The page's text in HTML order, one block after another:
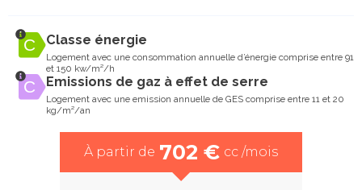
Classe énergie
Logement avec une consommation annuelle d’énergie comprise entre 91
et 150 kw/m²/h
Emissions de gaz à effet de serre
Logement avec une emission annuelle de GES comprise entre 11 et 20
kg/m²/an
À partir de 702 € cc /mois